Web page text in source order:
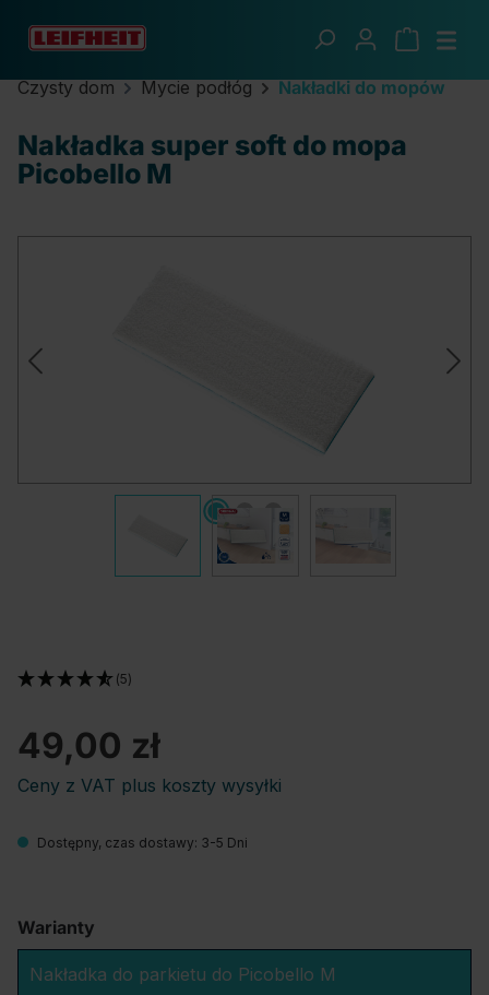
Przejdź do głównej zawartości
Czysty dom Mycie podłóg Nakładki do mopów
Nakładka super soft do mopa
Picobello M
49,00 zł
Ceny z VAT plus koszty wysyłki
(5)
Dostępny, czas dostawy: 3-5 Dni
Warianty
Nakładka do parkietu do Picobello M